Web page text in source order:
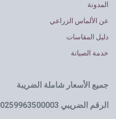
المدونة
عن الألماس الزراعي
دليل المقاسات
خدمة الصيانة
جميع الأسعار شاملة الضريبة
الرقم الضريبي 300259963500003